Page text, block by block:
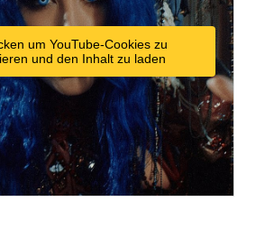
um YouTube-Cookies zu
und den Inhalt zu laden